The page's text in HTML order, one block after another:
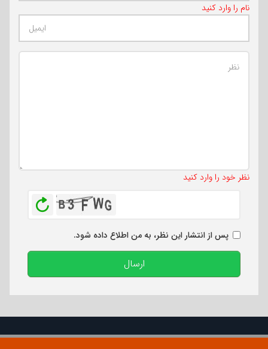
نام را وارد کنید
نظر خود را وارد کنید
پس از انتشار این نظر، به من اطلاع داده شود.
ارسال